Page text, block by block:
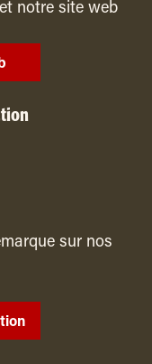
notre site web
sur nos